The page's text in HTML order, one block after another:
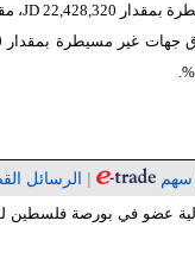
22,428,320
JD
%
.
سهم | الرسائل
عضو في بورصة فلسطين